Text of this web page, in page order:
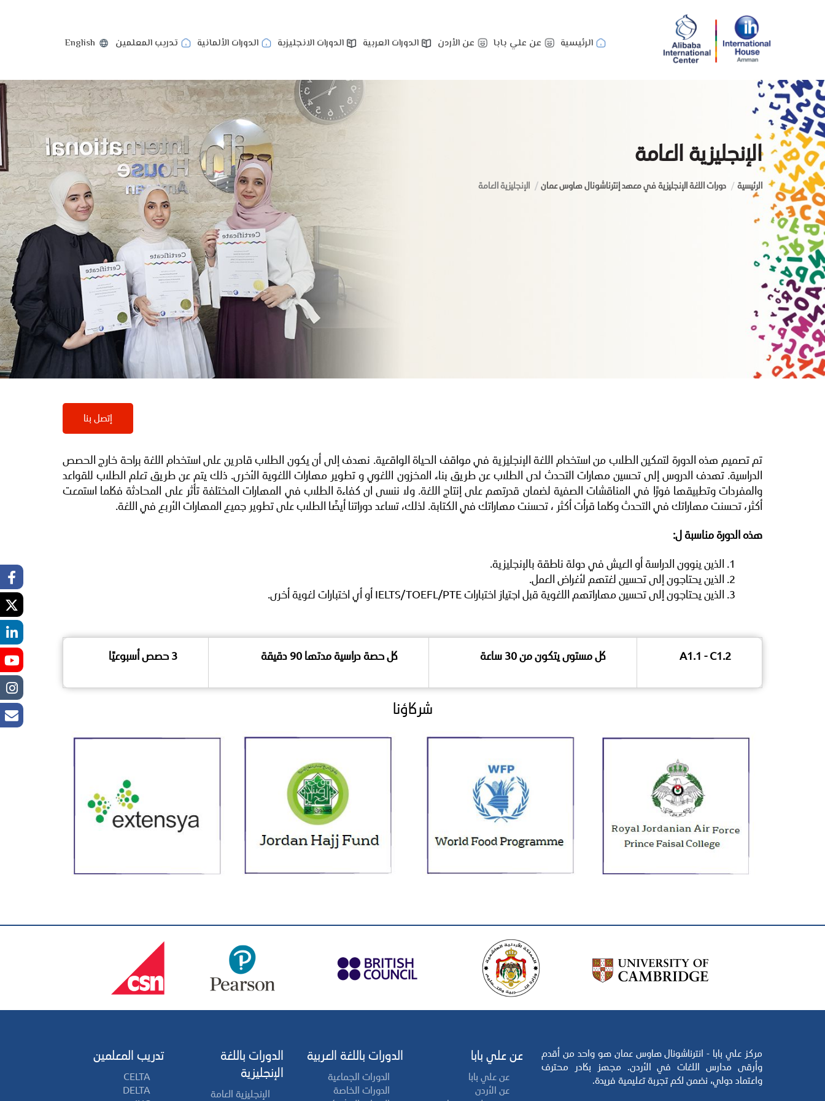
الرئيسية عن علي بابا عن الأردن الدورات العربية الدورات الانجليزية الدورات الألمانية تدريب المعلمين English
الإنجليزية العامة
الرئيسية دورات اللغة الإنجليزية في معهد إنترناشونال هاوس عمان الإنجليزية العامة
إتصل بنا
تم تصميم هذه الدورة لتمكين الطلاب من استخدام اللغة الإنجليزية في مواقف الحياة الواقعية. نهدف إلى أن يكون الطلاب قادرين على استخدام اللغة براحة خارج الحصص
الدراسية. تهدف الدروس إلى تحسين مهارات التحدث لدى الطلاب عن طريق بناء المخزون اللغوي و تطوير مهارات اللغوية الأخرى. ذلك يتم عن طريق تعلم الطلاب للقواعد
والمفردات وتطبيقها فورًا في المناقشات الصفية لضمان قدرتهم على إنتاج اللغة. ولا ننسى ان كفاءة الطلاب في المهارات المختلفة تأثر على المحادثة فكلما استمعت
أكثر، تحسنت مهاراتك في التحدث وكلما قرأت أكثر ، تحسنت مهاراتك في الكتابة. لذلك، تساعد دوراتنا أيضًا الطلاب على تطوير جميع المهارات الأربع في اللغة.
هذه الدورة مناسبة ل:
الذين ينوون الدراسة أو العيش في دولة ناطقة بالإنجليزية.
الذين يحتاجون إلى تحسين لغتهم لأغراض العمل.
الذين يحتاجون إلى تحسين مهاراتهم اللغوية قبل اجتياز اختبارات IELTS/TOEFL/PTE أو أي اختبارات لغوية أخرى.
A1.1 - C1.2 كل مستوى يتكون من 30 ساعة كل حصة دراسية مدتها 90 دقيقة 3 حصص أسبوعيًا
شركاؤنا
مركز علي بابا - انترناشونال هاوس عمان هو واحد من أقدم
وأرقى مدارس اللغات في الأردن. مجهز بكادر محترف
واعتماد دولي، نضمن لكم تجربة تعليمية فريدة.
عن علي بابا
عن علي بابا
عن الأردن
الدورات باللغة العربية
الدورات الجماعية
الدورات الخاصة
الدورات باللغة
الإنجليزية
الإنجليزية العامة
تدريب المعلمين
CELTA
DELTA